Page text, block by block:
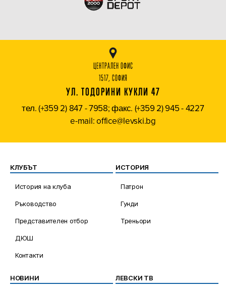
ЦЕНТРАЛЕН ОФИС
1517, СОФИЯ
УЛ. ТОДОРИНИ КУКЛИ 47
тел. (+359 2) 847 - 7958; факс. (+359 2) 945 - 4227
e-mail: office@levski.bg
КЛУБЪТ
История на клуба
Ръководство
Представителен отбор
ДЮШ
Контакти
ИСТОРИЯ
Патрон
Гунди
Треньори
НОВИНИ ЛЕВСКИ ТВ